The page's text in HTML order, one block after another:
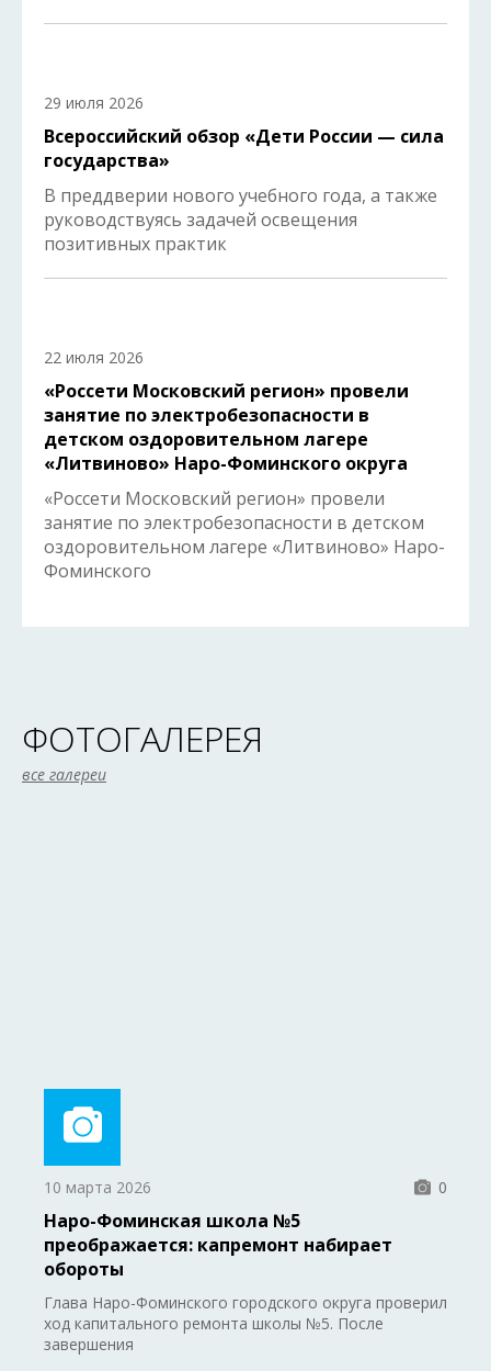
29 июля 2026
Всероссийский обзор «Дети России — сила
государства»
В преддверии нового учебного года, а также
руководствуясь задачей освещения
позитивных практик
22 июля 2026
«Россети Московский регион» провели
занятие по электробезопасности в
детском оздоровительном лагере
«Литвиново» Наро-Фоминского округа
«Россети Московский регион» провели
занятие по электробезопасности в детском
оздоровительном лагере «Литвиново» Наро-
Фоминского
ФОТОГАЛЕРЕЯ
все галереи
10 марта 2026 0
Наро-Фоминская школа №5
преображается: капремонт набирает
обороты
Глава Наро-Фоминского городского округа проверил
ход капитального ремонта школы №5. После
завершения